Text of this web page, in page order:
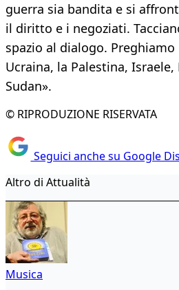
guerra sia bandita e si
il diritto e i negoziati.
spazio al dialogo.
Ucraina, la Palestina, Israele,
Sudan».
© RIPRODUZIONE RISERVATA
Seguici anche su Google
Altro di Attualità
Musica